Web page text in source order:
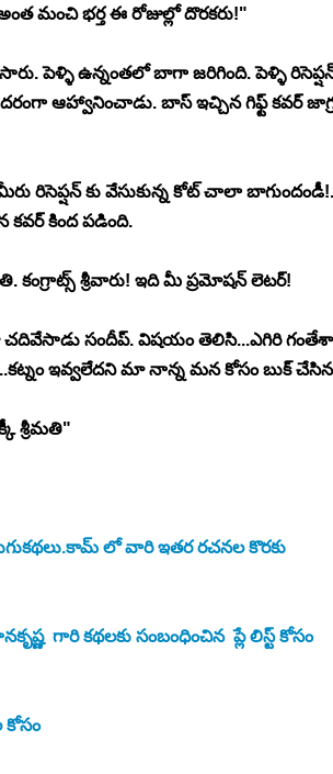
మంచి భర్త ఈ రోజుల్లో దొరకరు!"
పెళ్ళి ఉన్నంతలో బాగా జరిగింది. పెళ్ళి
ఆహ్వానించాడు. బాస్ ఇచ్చిన గిఫ్ట్ కవర్
రిసెప్షన్ కు వేసుకున్న కోట్ చాలా
కవర్ కింద పడింది.
శ్రీవారు! ఇది మీ ప్రమోషన్ లెటర్!
చదివేసాడు సందీప్. విషయం తెలిసి...ఎగిరి
ఇవ్వలేదని మా నాన్న మన కోసం బుక్
శ్రీమతి"
లో వారి ఇతర రచనల కొరకు
గారి కథలకు సంబంధించిన  ప్లే లిస్ట్ కోసం
కోసం